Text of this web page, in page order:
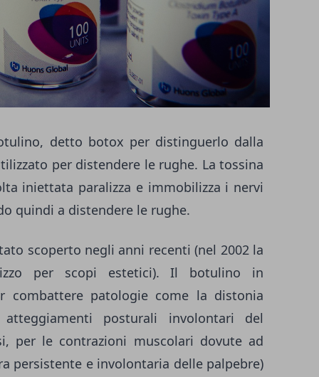
, detto botox per distinguerlo dalla
per distendere le rughe. La tossina
iniettata paralizza e immobilizza i nervi
quindi a distendere le rughe.
scoperto negli anni recenti (nel 2002 la
per scopi estetici). Il botulino in
combattere patologie come la distonia
posturali involontari del
per le contrazioni muscolari dovute ad
persistente e involontaria delle palpebre)